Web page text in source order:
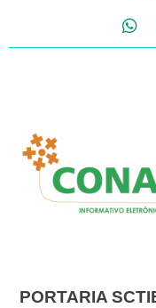
PORTARIA SCTIE Nº 16, DE 29 DE ABRIL DE